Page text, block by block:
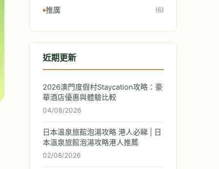
推廣 (6)
近期更新
2026澳門度假村Staycation攻略：豪
華酒店優惠與體驗比較
04/08/2026
日本溫泉旅館泡湯攻略 港人必睇 | 日
本溫泉旅館泡湯攻略港人推薦
02/08/2026